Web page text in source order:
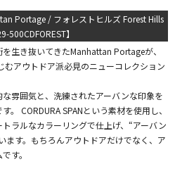
Portage / フォレストヒルズ Forest Hills
】
生き抜いてきたManhattan Portageが、
むアウトドア派必見のニューコレクション
雰囲気と、洗練されたアーバンな印象を
。 CORDURA SPANという素材を使用し、
ラルなカラーリングで仕上げ、“アーバン
ます。もちろんアウトドアだけでなく、ア
す。